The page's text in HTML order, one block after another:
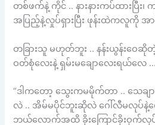
တစ်ဖက်နဲ့ ကိုင် .. နားနားကပ်ထားပ
အပြည့်နဲ့လှုပ်ရှားပြီး ဖုန်းထဲကလူကို အား
တခြားသူ မဟုတ်ဘူး .. နန်းယွန်းဝေဆို
ဝတ်စုံလေးနဲ့ ရှမ်းမချောလေးရယ်လေ …
“ဒါကတော့ သွေးကမမိုက်တာ .. သေချ
လဲ .. အိမ်မပိုင်ဘူးဆိုလဲ ဂေါ်လီမလုပ်နဲ့လ
ဘယ်လောက်အထိ ခိုးကြောင်ခိုးဝှက်